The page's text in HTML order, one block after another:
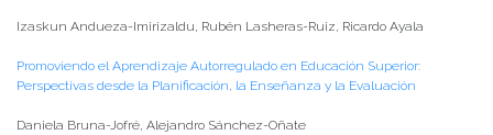
Izaskun Andueza-Imirizaldu, Rubén Lasheras-Ruiz, Ricardo Ayala
Promoviendo el Aprendizaje Autorregulado en Educación Superior:
Perspectivas desde la Planificación, la Enseñanza y la Evaluación
Daniela Bruna-Jofré, Alejandro Sánchez-Oñate